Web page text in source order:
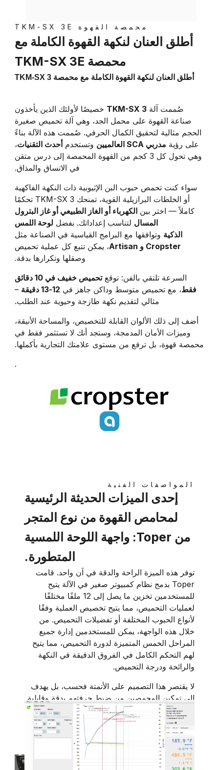
محمصة القهوة TKM-SX 3E
أطلق العنان لنكهة القهوة الكاملة مع
محمصة TKM-SX 3E
أطلق العنان لنكهة القهوة الكاملة مع محمصة TKM-SX 3
صُممت آلة TKM-SX 3 خصيصًا لأولئك الذين يأخذون
صناعة القهوة على محمل الجد، وهي آلة تحميص صغيرة
الحجم مثالية لتحقيق الكمال الحرفي. صُممت هذه الآلة بناءً
على رؤية مدربي SCA العالميين وتستخدمأحدث التقنيات،
وهي تحول كل 3 كجم من القهوة المحمصة إلى درس متقن
في الاتساق والمذاق.
سواء كنت تحمص حبوب البن الإثيوبية ذات النكهة الفاكهية
أو الخلطات البرازيلية القوية، تمنحك TKM-SX 3 تحكمًا
كاملاً — اختر بين الكهرباء أو الغاز الطبيعي أو غاز البترول
المسال لتناسب إعداداتك. بفضل لوحة اللمس
الذكية وتوافقها مع البرامج القياسية في الصناعة مثل
Cropster و Artisan
، يمكن تتبع كل عملية تحميص
وصقلها وتكرارها بدقة.
السرعة تلتقي بالفن: توقع
تحميص خفيف في 10 دقائق
فقط، مع تحميص متوسط وداكن جاهز في 12-13 دقيقة
–
مثالي لتقديم نكهة طازجة وحيوية عند الطلب.
أضف إلى ذلك الألوان القابلة للتخصيص، والمساحة الأنيقة،
وميزات الأمان المدمجة، وستجد أنك لا تستثمر فقط في
محمصة قهوة، بل ترفع من مستوى علامتك التجارية بأكملها.
.
المواصفات الفنية
إحدى الميزات الحديثة الرئيسية
لمحامص القهوة من نوع المتجر
من Toper: واجهة اللوحة اللمسية
المتطورة.
توفر هذه الميزة الراحة والدقة في آن واحد. قامت
Toper بدمج نظام كمبيوتر صغير في الآلة يتيح
للمستخدمين تخزين ما يصل إلى 12 ملفًا مختلفًا
لعمليات التحميص، مما يتيح تخصيص العملية وفقًا
لأنواع الحبوب المختلفة أو تفضيلات التحميص. من
خلال هذه الواجهة، يمكن للمستخدمين إدارة جميع
المراحل الخمس المتميزة لدورة التحميص، مما يتيح
لهم التحكم الكامل في الفروق الدقيقة في النكهة
والرائحة ودرجة التحميص.
لا يقتصر هذا التصميم على الأتمتة فحسب، بل يهدف
إلى تمكين المحمصين من ضبط حرفتهم بدقة وقابلية
للتكرار، مما يساعد حتى المتاجر الصغيرة على تحقيق
نتائج ذات جودة احترافية باستمرار.